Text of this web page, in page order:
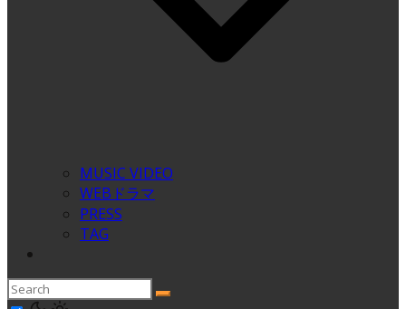
MUSIC VIDEO
WEBドラマ
PRESS
TAG